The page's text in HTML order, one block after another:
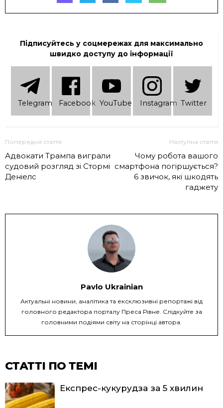
Підписуйтесь у соцмережах для максимально
швидко доступу до інформації
Telеgram Facebook YouTube Instagram Twitter
Попередня стаття
Адвокати Трампа виграли
судовий розгляд зі Стормі
Деніелс
Наступна стаття
Чому робота вашого
смартфона погіршується?
6 звичок, які шкодять
гаджету
Pavlo Ukrainian
Актуальні новини, аналітика та ексклюзивні репортажі від
головного редактора порталу Преса Рівне. Слідкуйте за
головними подіями світу на сторінці автора.
СТАТТІ ПО ТЕМІ
Експрес-кукурудза за 5 хвилин